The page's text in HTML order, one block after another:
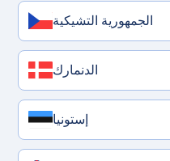
الجمهورية التشيكية
الدنمارك
إستونيا